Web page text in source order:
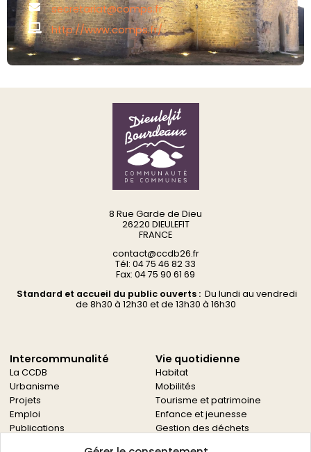
secretariat@comps.fr
http://www.comps.fr/
8 Rue Garde de Dieu
26220 DIEULEFIT
FRANCE
contact@ccdb26.fr
Tél: 04 75 46 82 33
Fax: 04 75 90 61 69
Standard et accueil du public ouverts :Du lundi au vendredi
de 8h30 à 12h30 et de 13h30 à 16h30
Intercommunalité
La CCDB
Urbanisme
Projets
Emploi
Publications
Vie quotidienne
Habitat
Mobilités
Tourisme et patrimoine
Enfance et jeunesse
Gestion des déchets